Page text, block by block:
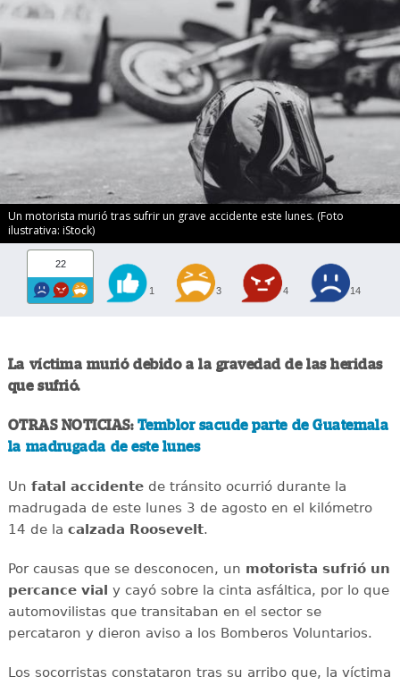
Un motorista murió tras sufrir un grave accidente este lunes. (Foto
ilustrativa: iStock)
22
1 3 4 14
La víctima murió debido a la gravedad de las heridas
que sufrió.
OTRAS NOTICIAS: Temblor sacude parte de Guatemala
la madrugada de este lunes
Un fatal accidentede tránsito ocurrió durante la
madrugada de este lunes 3 de agosto en el kilómetro
14 de la calzada Roosevelt.
Por causas que se desconocen, un motorista sufrió un
percance vial y cayó sobre la cinta asfáltica, por lo que
automovilistas que transitaban en el sector se
percataron y dieron aviso a los Bomberos Voluntarios.
Los socorristas constataron tras su arribo que, la víctima